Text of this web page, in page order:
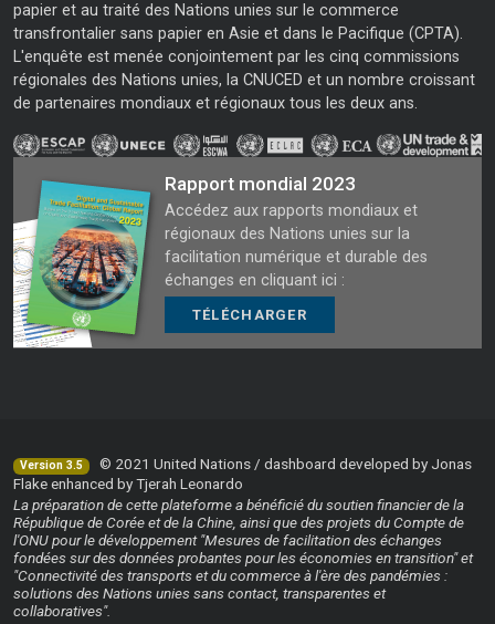
papier et au traité des Nations unies sur le commerce
transfrontalier sans papier en Asie et dans le Pacifique (CPTA).
L'enquête est menée conjointement par les cinq commissions
régionales des Nations unies, la CNUCED et un nombre croissant
de partenaires mondiaux et régionaux tous les deux ans.
Rapport mondial 2023
Accédez aux rapports mondiaux et
régionaux des Nations unies sur la
facilitation numérique et durable des
échanges en cliquant ici :
TÉLÉCHARGER
Version 3.5
© 2021 United Nations / dashboard developed by Jonas
Flake enhanced by Tjerah Leonardo
La préparation de cette plateforme a bénéficié du soutien financier de la
République de Corée et de la Chine, ainsi que des projets du Compte de
l'ONU pour le développement "Mesures de facilitation des échanges
fondées sur des données probantes pour les économies en transition" et
"Connectivité des transports et du commerce à l'ère des pandémies :
solutions des Nations unies sans contact, transparentes et
collaboratives".